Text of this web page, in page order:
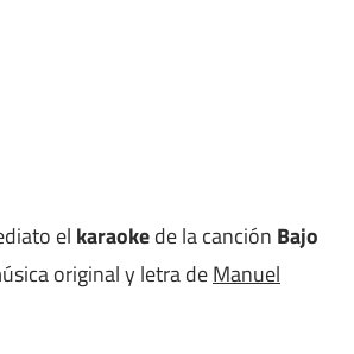
el karaokede la canción Bajo
original y letra deManuel